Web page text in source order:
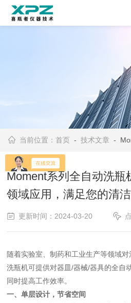
当前位置：首页 -技术文章 - Moment系
Moment系列全自动洗瓶
领域应用，满足您的清
更新时间：2024-03-20
随着实验室、制药和工业生产等领域
洗瓶机可提供对器皿/器械/器具的全自
同时提高工作效率。
一、单层设计，节省空间